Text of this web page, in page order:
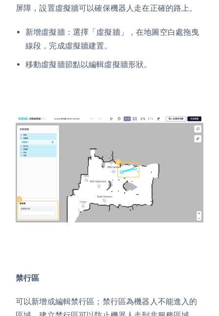
屏障，設置虛擬牆可以確保機器人走在正確的路上。
新增虛擬牆：選擇「虛擬牆」，在地圖空白處拖曳
線段，完成虛擬牆建置。
移動虛擬牆節點以編輯虛擬牆形狀。
禁行區
可以新增或編輯禁行區；禁行區為機器人不能進入的